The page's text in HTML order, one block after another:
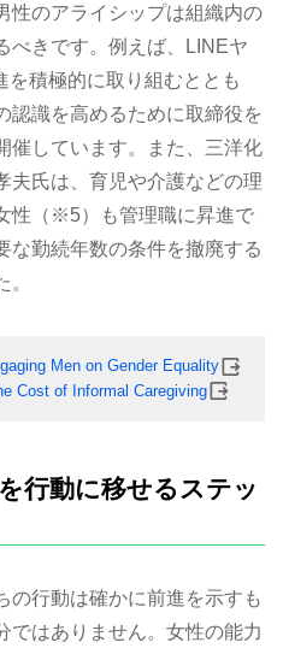
性のアライシップは組織内の
べきです。例えば、LINEヤ
積極的に取り組むととも
認識を高めるために取締役を
催しています。また、三洋化
夫氏は、育児や介護などの理
性（※5）も管理職に昇進で
な勤続年数の条件を撤廃する
Men on Gender Equality
Cost of Informal Caregiving
行動に移せるステッ
の行動は確かに前進を示すも
ではありません。女性の能力